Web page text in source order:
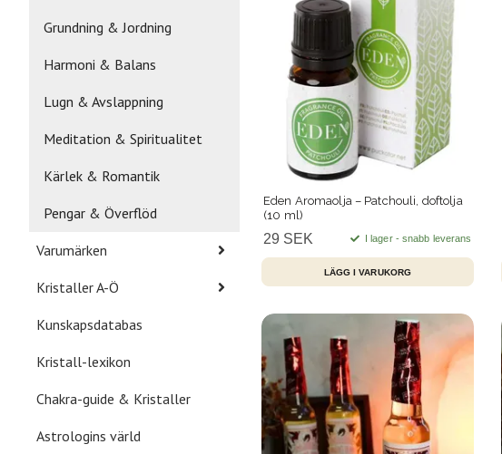
Grundning & Jordning
Harmoni & Balans
Lugn & Avslappning
Meditation & Spiritualitet
Kärlek & Romantik
Pengar & Överflöd
Varumärken
Kristaller A-Ö
Kunskapsdatabas
Kristall-lexikon
Chakra-guide & Kristaller
Astrologins värld
Eden Aromaolja – Patchouli, doftolja
(10 ml)
29 SEK I lager - snabb leverans